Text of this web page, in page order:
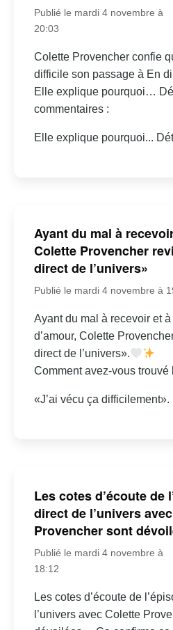
Publié le mardi 4 novembre à
20:03
Colette Provencher confie
difficile son passage à En
Elle explique pourquoi…
commentaires :
Elle explique pourquoi...
Ayant du mal à
Colette Provencher
direct de l’univers»
Publié le mardi 4 novembre à
Ayant du mal à recevoir et
d’amour, Colette
direct de l’univers».
Comment avez-vous trouvé
«J’ai vécu ça difficilement».
Les cotes d’écoute de
direct de l’univers
Provencher sont
Publié le mardi 4 novembre à
18:12
Les cotes d’écoute de
l’univers avec Colette